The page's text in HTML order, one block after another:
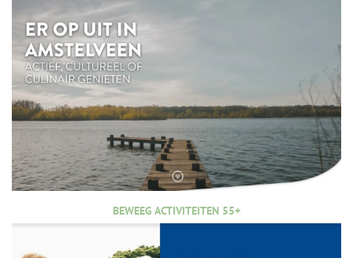
BEWEEG ACTIVITEITEN 55+